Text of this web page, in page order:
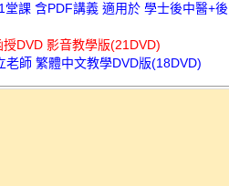
課 含PDF講義 適用於 學士後中醫+後
DVD 影音教學版(21DVD)
師 繁體中文教學DVD版(18DVD)